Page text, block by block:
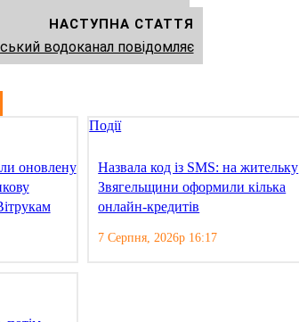
НАСТУПНА СТАТТЯ
водоканал повідомляє
оновлену
Події
Назвала код із SMS: на жительку
Звягельщини оформили кілька
онлайн-кредитів
7 Серпня, 2026р 16:17